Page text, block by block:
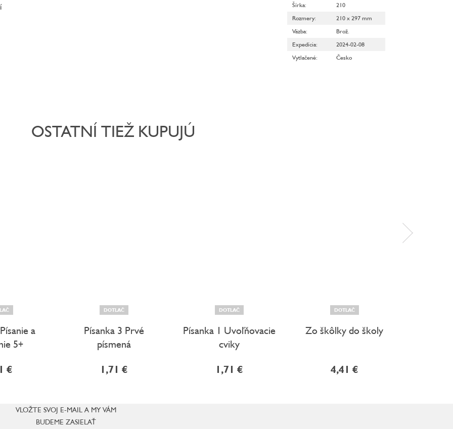
Šírka:
210
Rozmery:
210 x 297 mm
Väzba:
Brož.
Expedícia:
2024-02-08
Vytlačené: Česko
OSTATNÍ TIEŽ KUPUJÚ
a
5+
€
DOTLAČ
Písanka 3 Prvé
písmená
1,71 €
DOTLAČ
Písanka 1 Uvoľňovacie
cviky
1,71 €
DOTLAČ
Zo škôlky do školy
4,41 €
VLOŽTE SVOJ E-MAIL A MY VÁM
BUDEME ZASIELAŤ